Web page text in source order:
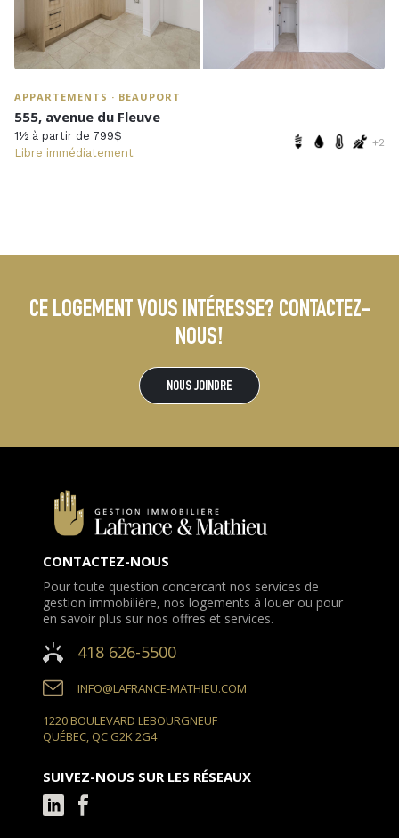
APPARTEMENTS · BEAUPORT
555, avenue du Fleuve
1½ à partir de 799$
Libre immédiatement
+2
CE LOGEMENT VOUS INTÉRESSE? CONTACTEZ-
NOUS!
NOUS JOINDRE
CONTACTEZ-NOUS
Pour toute question concercant nos services de
gestion immobilière, nos logements à louer ou pour
en savoir plus sur nos offres et services.
418 626-5500
INFO@LAFRANCE-MATHIEU.COM
1220 BOULEVARD LEBOURGNEUF
QUÉBEC, QC G2K 2G4
SUIVEZ-NOUS SUR LES RÉSEAUX